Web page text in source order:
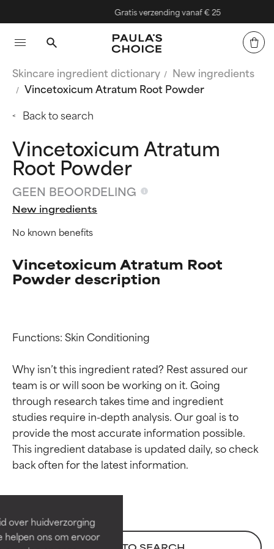
over huidverzorging
helpen ons om ervoor
Gratis verzending vanaf € 25
Skincare ingredient dictionary
New ingredients
Vincetoxicum Atratum Root Powder
Back to search
Vincetoxicum Atratum
Root Powder
GEEN BEOORDELING
New ingredients
No known benefits
Vincetoxicum Atratum Root
Powder description
Functions: Skin Conditioning
Why isn’t this ingredient rated? Rest assured our
team is or will soon be working on it. Going
through research takes time and ingredient
studies require in-depth analysis. Our goal is to
provide the most accurate information possible.
This ingredient database is updated daily, so check
Beoordelingen van
ingrediënten
Bewezen en ondersteund door
onafhankelijk onderzoek.
Beoordelingen van
ingrediënten
Bewezen en ondersteund door
onafhankelijk onderzoek.